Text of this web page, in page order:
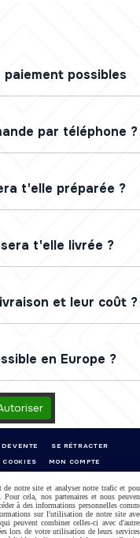
possibles
par téléphone ?
t'elle préparée ?
t'elle livrée ?
et leur coût ?
en Europe ?
VENTE
SE RÉTRACTER
COOKIES MON COMPTE
notre site et analyser notre trafic et
cela, nos partenaires et nous
à des informations personnelles
sur l'utilisation de notre site
peuvent combiner celles-ci avec
lors de votre utilisation de leurs